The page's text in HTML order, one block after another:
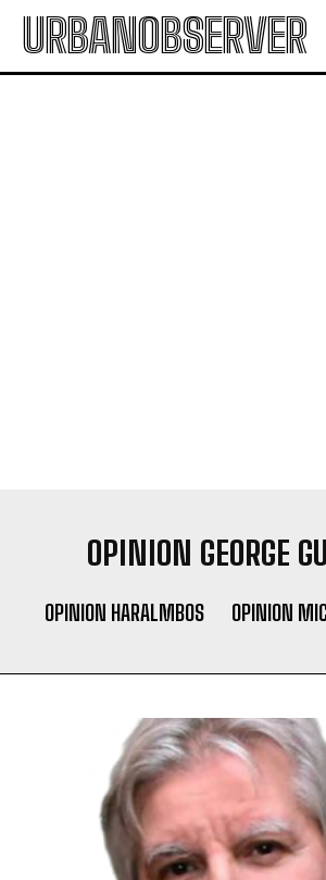
URBANOBSERVER
OPINION GEORGE
OPINION HARALMBOS OPINION